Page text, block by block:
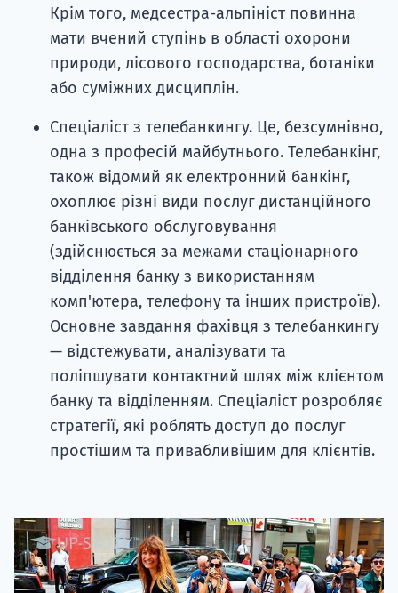
Крім того, медсестра-альпініст повинна
мати вчений ступінь в області охорони
природи, лісового господарства, ботаніки
або суміжних дисциплін.
Спеціаліст з телебанкингу. Це, безсумнівно,
одна з професій майбутнього. Телебанкінг,
також відомий як електронний банкінг,
охоплює різні види послуг дистанційного
банківського обслуговування
(здійснюється за межами стаціонарного
відділення банку з використанням
комп'ютера, телефону та інших пристроїв).
Основне завдання фахівця з телебанкингу
— відстежувати, аналізувати та
поліпшувати контактний шлях між клієнтом
банку та відділенням. Спеціаліст розробляє
стратегії, які роблять доступ до послуг
простішим та привабливішим для клієнтів.